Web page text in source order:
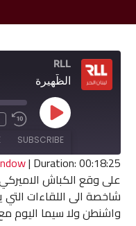
RLL
الظّهيرة
Play
Episode
10SUBSCRIBE
RSS FEED
SHARE
LINK
| Duration: 00:18:25
على وقع الكباش الاميركي
شاخصة الى اللقاءات
واشنطن ولا سيما اليوم مع